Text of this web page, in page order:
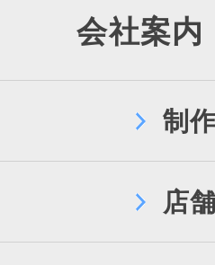
会社案内
制
店